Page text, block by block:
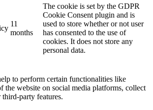
11
months
The cookie is set by the GDPR
Cookie Consent plugin and is
used to store whether or not user
has consented to the use of
cookies. It does not store any
personal data.
to perform certain functionalities like
the website on social media platforms, collect
third-party features.